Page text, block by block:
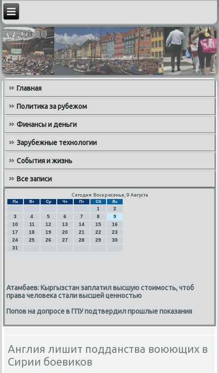
Главная
Политика за рубежом
Финансы и деньги
Зарубежные технологии
События и жизнь
Все записи
Сегодня: Воскресенье, 9 Августа
Пн Вт Ср Чт Пт Сб Вс
1
2
3
4 5 6 7 8
9
10
11 12 13 14 15
16
17
18 19 20 21 22
23
24
25 26 27 28 29
30
31
Атамбаев: Кыргызстан заплатил высшую стоимость, чтоб
права человека стали высшей ценностью
Попов на допросе в ГПУ подтвердил прошлые показания
Англия лишит подданства воюющих в
Сирии боевиков